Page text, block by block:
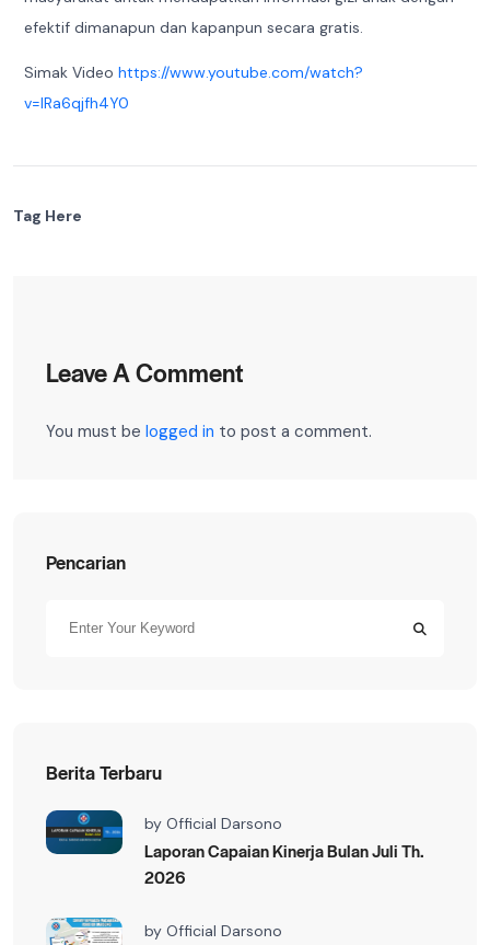
efektif dimanapun dan kapanpun secara gratis.
Simak Video https://www.youtube.com/watch?
v=IRa6qjfh4Y0
Tag Here
Leave A Comment
You must be logged in to post a comment.
Pencarian
Berita Terbaru
by Official Darsono
Laporan Capaian Kinerja Bulan Juli Th.
2026
by Official Darsono